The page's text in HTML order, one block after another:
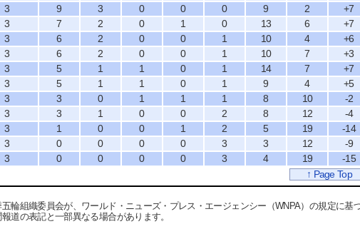
3 9 3 0 0 0 9 2
+7
3 7 2 0 1 0 13 6
+7
3 6 2 0 0 1 10 4
+6
3 6 2 0 0 1 10 7
+3
3 5 1 1 0 1 14 7
+7
3 5 1 1 0 1 9 4
+5
3 3 0 1 1 1 8 10
-2
3 3 1 0 0 2 8 12
-4
3 1 0 0 1 2 5 19
-14
3 0 0 0 0 3 3 12
-9
3 0 0 0 0 3 4 19
-15
↑ Page Top
輪組織委員会が、ワールド・ニューズ・プレス・エージェンシー（WNPA）の規定に基
道の表記と一部異なる場合があります。